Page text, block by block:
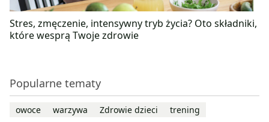
Stres, zmęczenie, intensywny tryb życia? Oto składniki,
które wesprą Twoje zdrowie
Popularne tematy
owoce warzywa Zdrowie dzieci trening